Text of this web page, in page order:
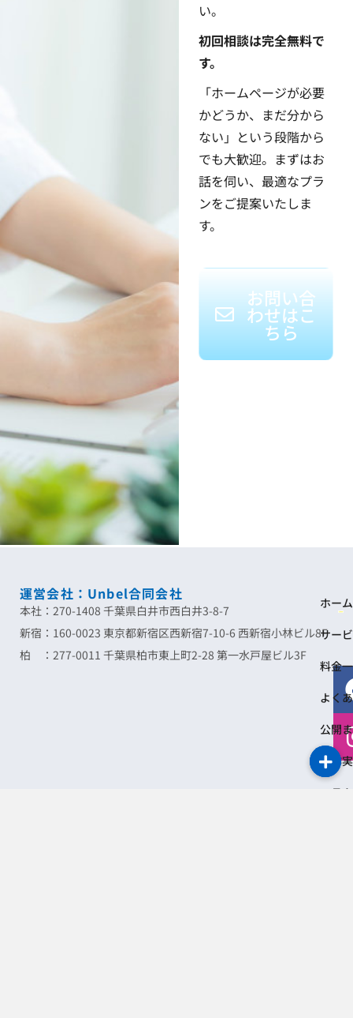
い。
初回相談は完全無料で
す。
「ホームページが必要
かどうか、まだ分から
ない」という段階から
でも大歓迎。まずはお
話を伺い、最適なプラ
ンをご提案いたしま
す。
お問い合
わせはこ
ちら
運営会社：Unbel合同会社
本社：270-1408 千葉県白井市西白井3-8-7
新宿：160-0023 東京都新宿区西新宿7-10-6 西新宿小林ビル8F
柏 ：277-0011 千葉県柏市東上町2-28 第一水戸屋ビル3F
ホーム
サー
料金
よく
公開
制作
コラム